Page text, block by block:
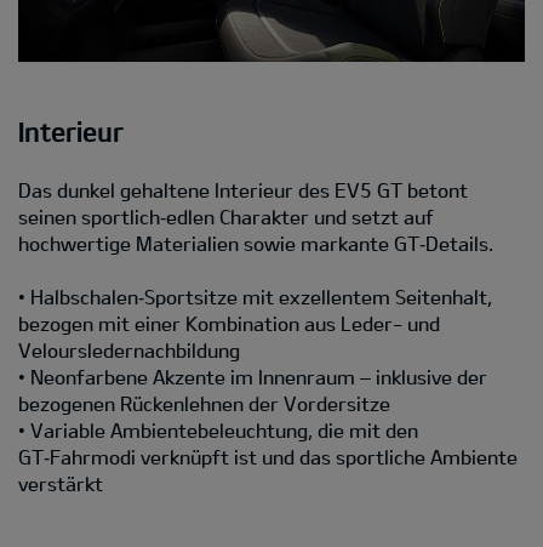
Interieur
Das dunkel gehaltene Interieur des EV5 GT betont
seinen sportlich‑edlen Charakter und setzt auf
hochwertige Materialien sowie markante GT‑Details.
• Halbschalen‑Sportsitze mit exzellentem Seitenhalt,
bezogen mit einer Kombination aus Leder- und
Veloursledernachbildung
• Neonfarbene Akzente im Innenraum – inklusive der
bezogenen Rückenlehnen der Vordersitze
• Variable Ambientebeleuchtung, die mit den
GT‑Fahrmodi verknüpft ist und das sportliche Ambiente
verstärkt